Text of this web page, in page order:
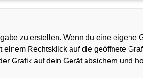
zu erstellen. Wenn du eine
einem Rechtsklick auf die geöffnete
Grafik auf dein Gerät absichern und